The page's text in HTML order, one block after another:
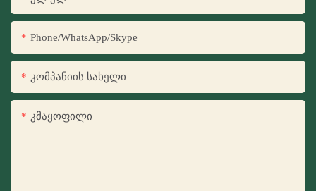
Phone/WhatsApp/Skype
Კომპანიის Სახელი
Კმაყოფილი